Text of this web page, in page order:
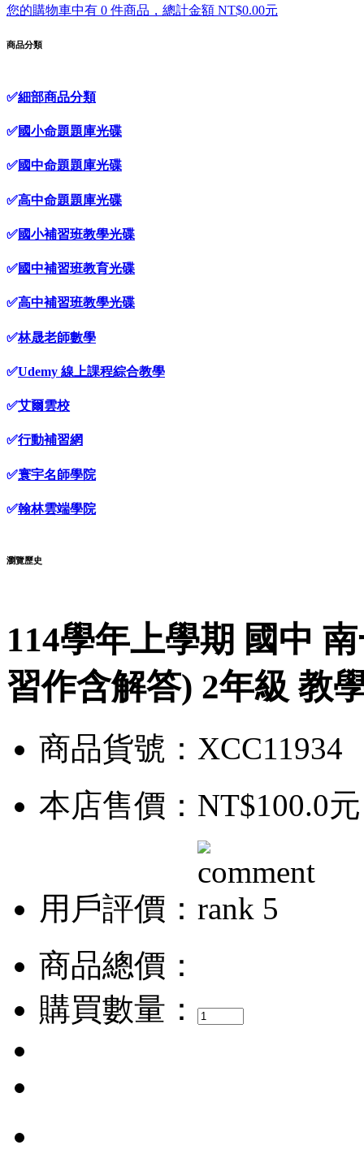
您的購物車中有 0 件商品，總計金額 NT$0.00元
商品分類
✅細部商品分類
✅國小命題題庫光碟
✅國中命題題庫光碟
✅高中命題題庫光碟
✅國小補習班教學光碟
✅國中補習班教育光碟
✅高中補習班教學光碟
✅林晟老師數學
✅Udemy 線上課程綜合教學
✅艾爾雲校
✅行動補習網
✅寰宇名師學院
✅翰林雲端學院
瀏覽歷史
114學年上學期 國中
習作含解答) 2年級 教
商品貨號：XCC11934
本店售價： NT$100.0元
用戶評價：
商品總價：
購買數量：